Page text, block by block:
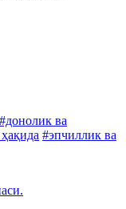
#донолик ва
#эпчиллик ва